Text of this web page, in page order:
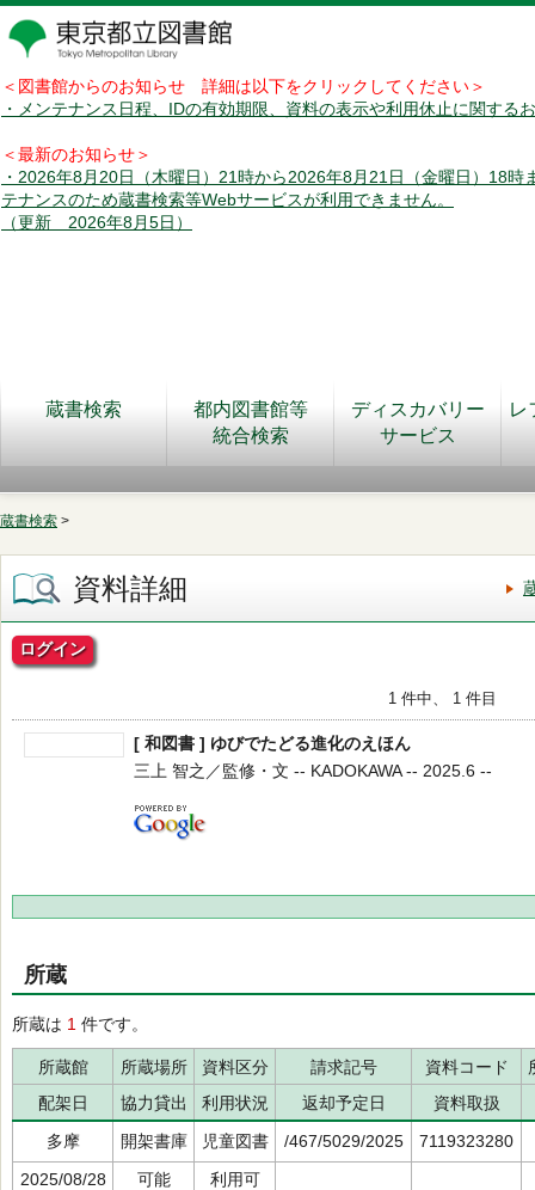
＜図書館からのお知らせ 詳細は以下をクリックしてください＞
・メンテナンス日程、IDの有効期限、資料の表示や利用休止に関する
＜最新のお知らせ＞
・2026年8月20日（木曜日）21時から2026年8月21日（金曜日）18時
テナンスのため蔵書検索等Webサービスが利用できません。
（更新 2026年8月5日）
蔵書検索
都内図書館等
統合検索
ディスカバリー
サービス
レ
蔵書検索 >
資料詳細
ログイン
1 件中、 1 件目
[ 和図書 ] ゆびでたどる進化のえほん
三上 智之／監修・文 -- KADOKAWA -- 2025.6 --
所蔵
所蔵は 1 件です。
所蔵館 所蔵場所 資料区分 請求記号 資料コード
配架日
協力貸出 利用状況 返却予定日
資料取扱
多摩
開架書庫 児童図書 /467/5029/2025
7119323280
2025/08/28
可能 利用可